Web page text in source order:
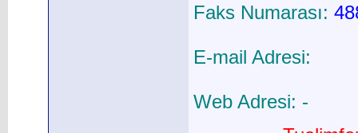
Faks Numarası:
E-mail Adresi:
Web Adresi: -